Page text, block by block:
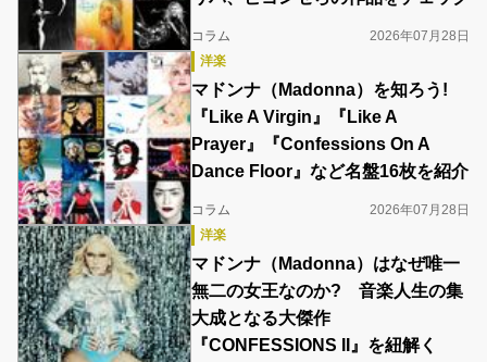
コラム
2026年07月28日
洋楽
マドンナ（Madonna）を知ろう!
『Like A Virgin』『Like A
Prayer』『Confessions On A
Dance Floor』など名盤16枚を紹介
コラム
2026年07月28日
洋楽
マドンナ（Madonna）はなぜ唯一
無二の女王なのか? 音楽人生の集
大成となる大傑作
『CONFESSIONS II』を紐解く